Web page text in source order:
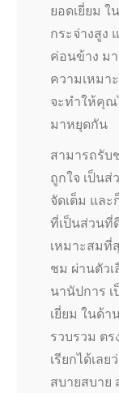
ยอดเยี่ยม
กระจ่างสูง
ค่อนข้าง ม
ความเหมา
จะทำให้คุณ
มาหยุดกัน
สามารถรับ
ถูกใจ เป็น
จัดเต็ม แล
ที่เป็นส่วนที่
เหมาะสมที่
ชม ผ่านตัว
นานัปการ
เยี่ยม ในด้า
รวบรวม ต
เรียกได้เล
สบายสบาย